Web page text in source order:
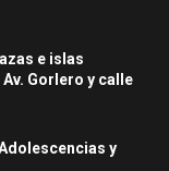
e islas
Gorlero y calle
y